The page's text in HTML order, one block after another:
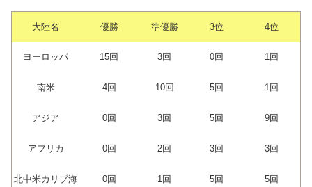
大陸名 優勝 準優勝 3位 4位
ヨーロッパ 15回 3回 0回 1回
南米 4回 10回 5回 1回
アジア 0回 3回 5回 9回
アフリカ 0回 2回 3回 3回
北中米カリブ海 0回 1回 5回 5回